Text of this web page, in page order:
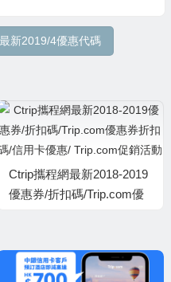
最新2019/4優惠代碼
Ctrip攜程網最新2018-2019
優惠券/折扣碼/Trip.com優